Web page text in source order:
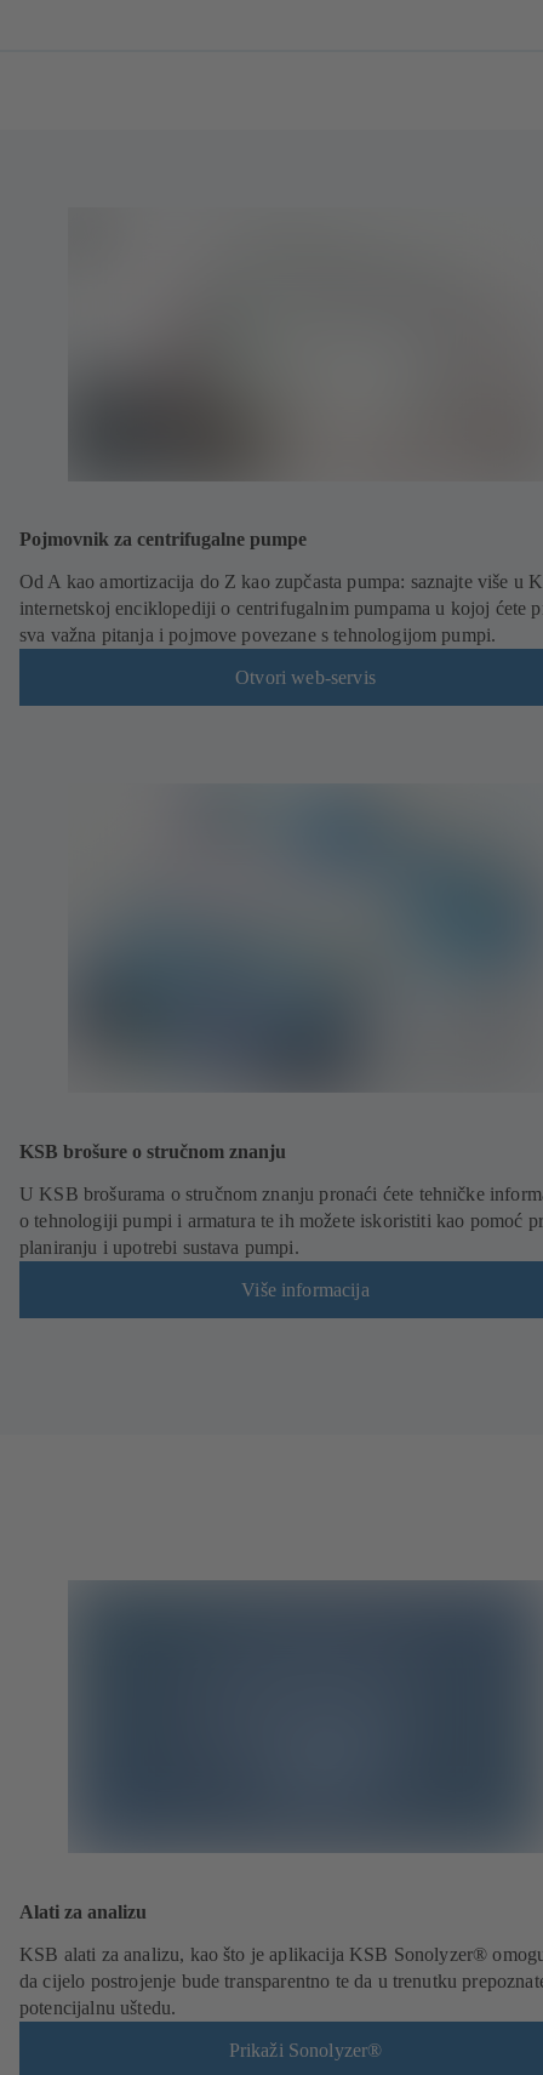
Pojmovnik za centrifugalne pumpe
Od A kao amortizacija do Z kao zupčasta pumpa: saznajte više u
internetskoj enciklopediji o centrifugalnim pumpama u kojoj ćete
sva važna pitanja i pojmove povezane s tehnologijom pumpi.
Otvori web-servis
KSB brošure o stručnom znanju
U KSB brošurama o stručnom znanju pronaći ćete tehničke
o tehnologiji pumpi i armatura te ih možete iskoristiti kao pomoć
planiranju i upotrebi sustava pumpi.
Više informacija
Alati za analizu
KSB alati za analizu, kao što je aplikacija KSB Sonolyzer®
da cijelo postrojenje bude transparentno te da u trenutku
potencijalnu uštedu.
Prikaži Sonolyzer®